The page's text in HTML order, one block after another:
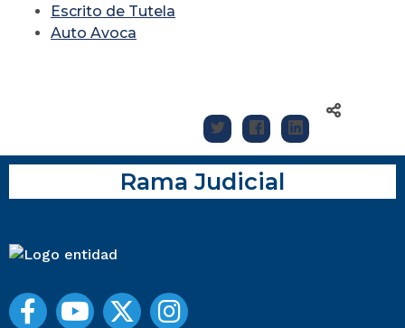
Escrito de Tutela
Auto Avoca
Rama Judicial